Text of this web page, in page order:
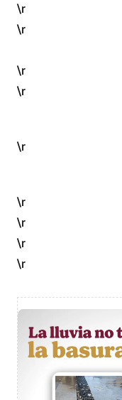
\r
\r
\r
\r
\r
\r
\r
\r
\r